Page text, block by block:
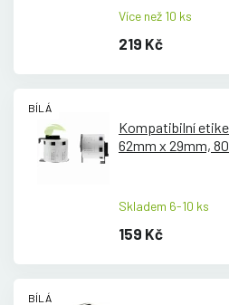
Více než 10 ks
219 Kč
BÍLÁ
Kompatibilní
62mm x 29mm,
Skladem 6-10 ks
159 Kč
BÍLÁ